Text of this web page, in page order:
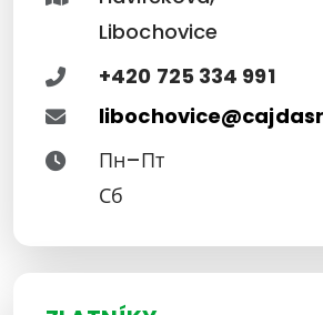
Libochovice
+420 725 334 991
Пн–Пт
Сб